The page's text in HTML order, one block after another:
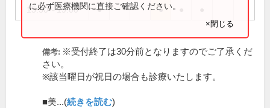
15:30～19:00 ● ●
に必ず医療機関に直接ご確認ください。
×閉じる
備考: ※受付終了は30分前となりますのでご了承くだ
さい。
※該当曜日が祝日の場合も診療いたします。
■美...(続きを読む)